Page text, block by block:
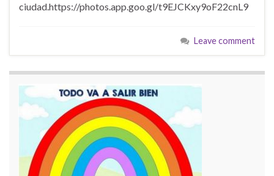
ciudad.https://photos.app.goo.gl/t9EJCKxy9oF22cnL9
Leave comment